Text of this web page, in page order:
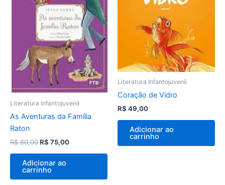
Literatura Infantojuvenil
As Aventuras da Família
Raton
R$80,00R$ 75,00
Adicionar ao
carrinho
Literatura Infantojuvenil
Coração de Vidro
R$ 49,00
Adicionar ao
carrinho